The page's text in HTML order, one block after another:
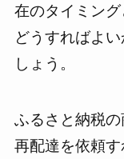
在のタイミング
どうすればよ
しょう。
ふるさと納税の
再配達を依頼